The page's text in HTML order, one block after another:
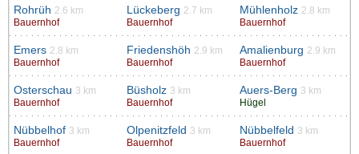
Rohrüh 2.6 km
Bauernhof
Lückeberg 2.7 km
Bauernhof
Mühlenholz 2.8 km
Bauernhof
Emers 2.8 km
Bauernhof
Friedenshöh 2.9 km
Bauernhof
Amalienburg 2.9 km
Bauernhof
Osterschau 3 km
Bauernhof
Büsholz 3 km
Bauernhof
Auers-Berg 3 km
Hügel
Nübbelhof 3 km
Bauernhof
Olpenitzfeld 3 km
Bauernhof
Nübbelfeld 3 km
Bauernhof